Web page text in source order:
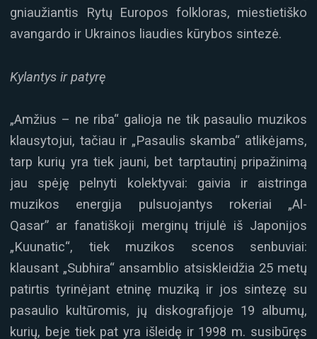
gniaužiantis Rytų Europos folkloras, miestietiško
avangardo ir Ukrainos liaudies kūrybos sintezė.
Kylantys ir patyrę
„Amžius – ne riba“ galioja ne tik pasaulio muzikos
klausytojui, tačiau ir „Pasaulis skamba“ atlikėjams,
tarp kurių yra tiek jauni, bet tarptautinį pripažinimą
jau spėję pelnyti kolektyvai: gaivia ir aistringa
muzikos energija pulsuojantys rokeriai „Al-
Qasar” ar fanatiškoji merginų trijulė iš Japonijos
„Kuunatic“, tiek muzikos scenos senbuviai:
klausant „Subhira“ ansamblio atsiskleidžia 25 metų
patirtis tyrinėjant etninę muziką ir jos sintezę su
pasaulio kultūromis, jų diskografijoje 19 albumų,
kurių, beje tiek pat yra išleidę ir 1998 m. susibūręs